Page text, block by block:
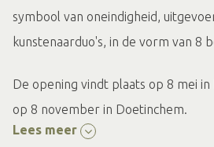
symbool van oneindigheid,
kunstenaarduo's, in de vorm van 8
De opening vindt plaats op 8 mei
op 8 november in Doetinchem.
Lees meer